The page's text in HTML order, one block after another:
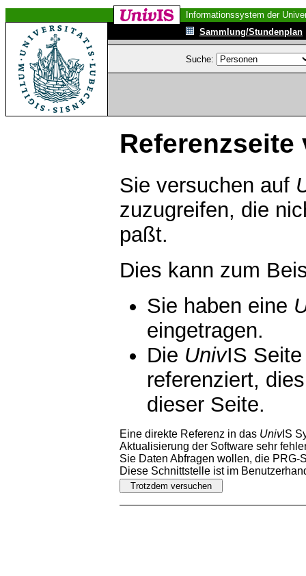
Informationssystem der
Sammlung/Stundenplan
Suche:
Referenzseite
Sie versuchen auf
zuzugreifen, die
paßt.
Dies kann zum
Sie haben eine
eingetragen.
Die UnivIS
referenziert,
dieser Seite.
Eine direkte Referenz in das UnivIS
Aktualisierung der Software sehr
Sie Daten Abfragen wollen, die PRG-
Diese Schnittstelle ist im